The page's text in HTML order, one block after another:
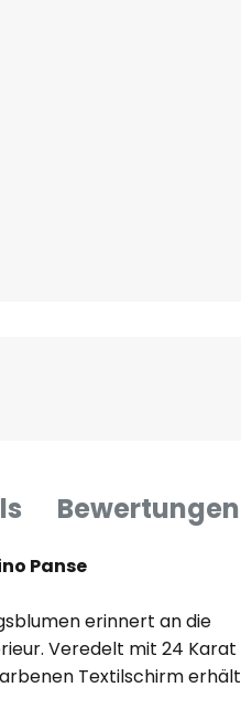
Bewertungen
Panse
erinnert an die
Veredelt mit 24 Karat
Textilschirm erhält